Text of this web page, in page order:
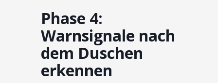
Phase 4:
Warnsignale nach
dem Duschen
erkennen